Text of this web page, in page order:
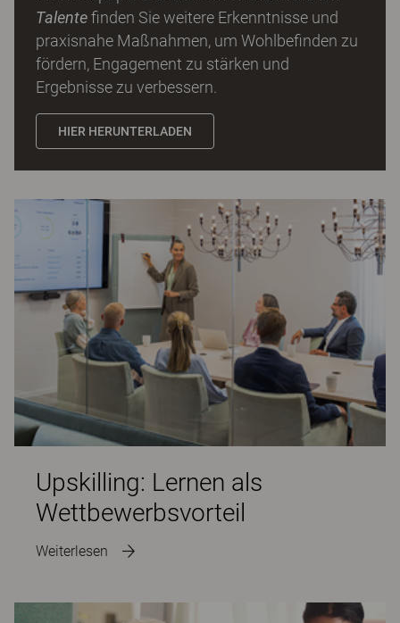
Talentefinden Sie weitere Erkenntnisse und
praxisnahe Maßnahmen, um Wohlbefinden zu
fördern, Engagement zu stärken und
Ergebnisse zu verbessern.
HIER HERUNTERLADEN
Upskilling: Lernen als
Wettbewerbsvorteil
Weiterlesen